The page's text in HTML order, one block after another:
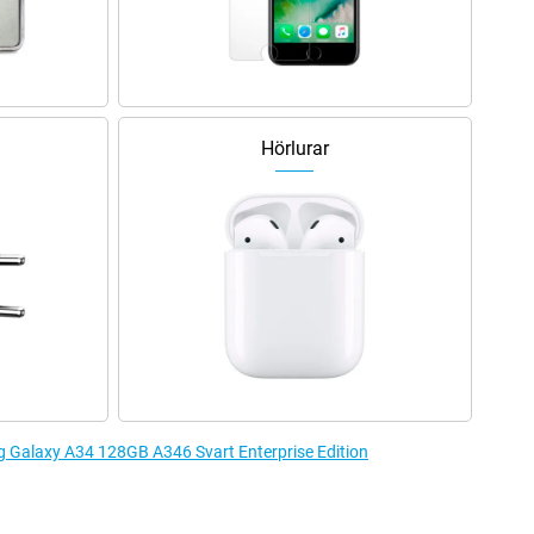
Hörlurar
A34 128GB A346 Svart Enterprise Edition